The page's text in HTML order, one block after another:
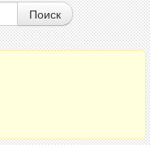
Поиск